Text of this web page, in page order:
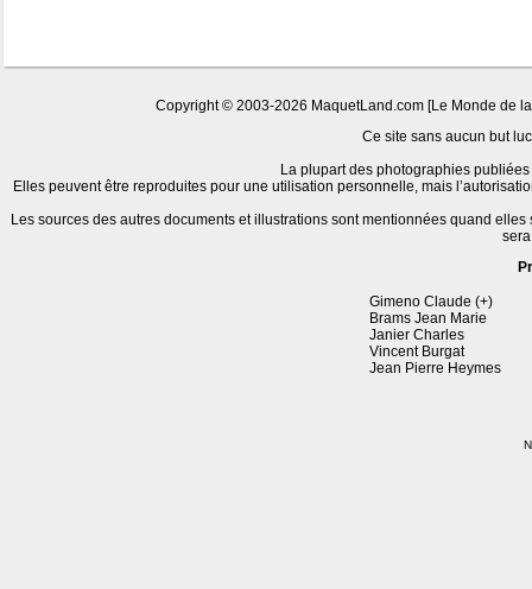
Copyright © 2003-2026 MaquetLand.com [Le Monde de
Ce site sans aucun but
La plupart des photographies
Elles peuvent être reproduites pour une utilisation personnelle, mais
Les sources des autres documents et illustrations sont mentionnées quand
Gimeno Claude (+)
Brams Jean Marie
Janier Charles
Vincent Burgat
Jean Pierre Heymes